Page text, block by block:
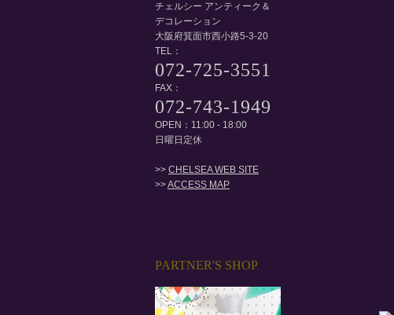
チェルシー アンティーク＆
デコレーション
大阪府箕面市西小路5-3-20
TEL：
072-725-3551
FAX：
072-743-1949
OPEN：11:00 - 18:00
日曜日定休
>> CHELSEA WEB SITE
>>ACCESS MAP
PARTNER'S SHOP